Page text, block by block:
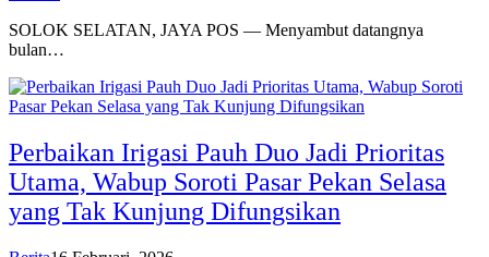
SOLOK SELATAN, JAYA POS — Menyambut datangnya
bulan…
Perbaikan Irigasi Pauh Duo Jadi Prioritas
Utama, Wabup Soroti Pasar Pekan Selasa
yang Tak Kunjung Difungsikan